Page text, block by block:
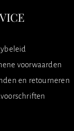
voorwaarden
en retourneren